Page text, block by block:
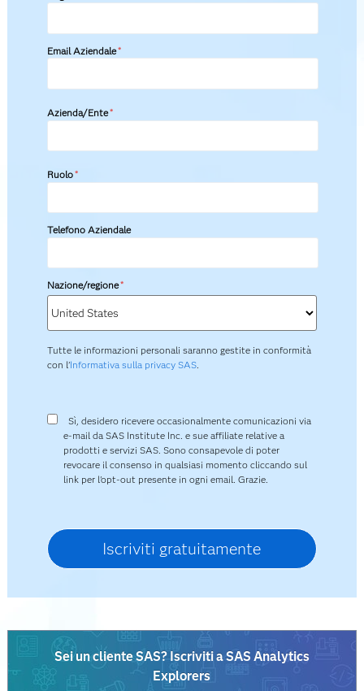
Email Aziendale*
Azienda/Ente*
Ruolo*
Telefono Aziendale
Nazione/regione*
Tutte le informazioni personali saranno gestite in conformità
con l’Informativa sulla privacy SAS.
Sì, desidero ricevere occasionalmente comunicazioni via
e-mail da SAS Institute Inc. e sue affiliate relative a
prodotti e servizi SAS. Sono consapevole di poter
revocare il consenso in qualsiasi momento cliccando sul
link per l'opt-out presente in ogni email. Grazie.
Sei un cliente SAS? Iscriviti a SAS Analytics
Explorers